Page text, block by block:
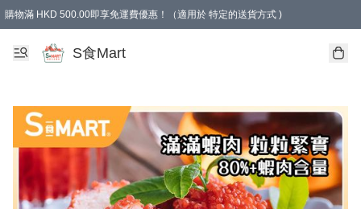
購物滿 HKD 500.00即享免運費優惠！（適用於 特定的送貨方式 )
S食Mart